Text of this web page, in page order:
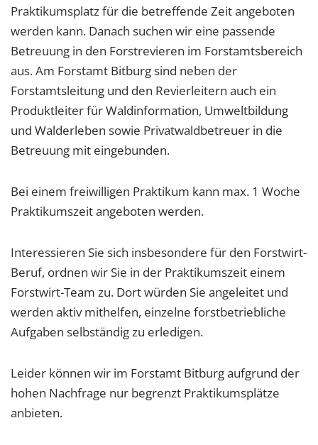
Praktikumsplatz für die betreffende Zeit angeboten
werden kann. Danach suchen wir eine passende
Betreuung in den Forstrevieren im Forstamtsbereich
aus. Am Forstamt Bitburg sind neben der
Forstamtsleitung und den Revierleitern auch ein
Produktleiter für Waldinformation, Umweltbildung
und Walderleben sowie Privatwaldbetreuer in die
Betreuung mit eingebunden.
Bei einem freiwilligen Praktikum kann max. 1 Woche
Praktikumszeit angeboten werden.
Interessieren Sie sich insbesondere für den Forstwirt-
Beruf, ordnen wir Sie in der Praktikumszeit einem
Forstwirt-Team zu. Dort würden Sie angeleitet und
werden aktiv mithelfen, einzelne forstbetriebliche
Aufgaben selbständig zu erledigen.
Leider können wir im Forstamt Bitburg aufgrund der
hohen Nachfrage nur begrenzt Praktikumsplätze
anbieten.
Name:
cookie_consent
Zweck:
Dieser Cookie speichert die ausgewählten
Cookie Laufzeit:
1 Jahr
EXTERNE MEDIEN
Plattformen anzeigen zu können, werden von
YouTube
Vimeo